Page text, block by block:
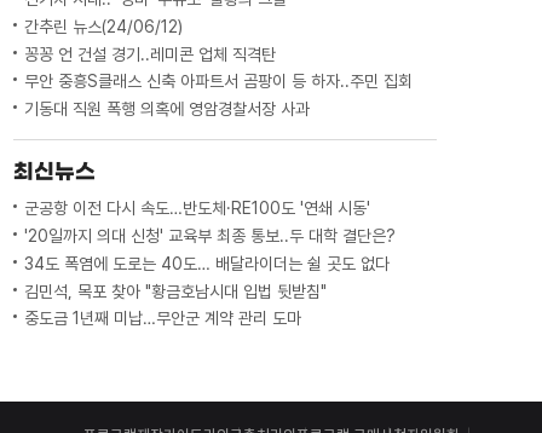
간추린 뉴스(24/06/12)
꽁꽁 언 건설 경기..레미콘 업체 직격탄
무안 중흥S클래스 신축 아파트서 곰팡이 등 하자..주민 집회
기동대 직원 폭행 의혹에 영암경찰서장 사과
최신뉴스
군공항 이전 다시 속도…반도체·RE100도 '연쇄 시동'
'20일까지 의대 신청' 교육부 최종 통보..두 대학 결단은?
34도 폭염에 도로는 40도… 배달라이더는 쉴 곳도 없다
김민석, 목포 찾아 "황금호남시대 입법 뒷받침"
중도금 1년째 미납…무안군 계약 관리 도마